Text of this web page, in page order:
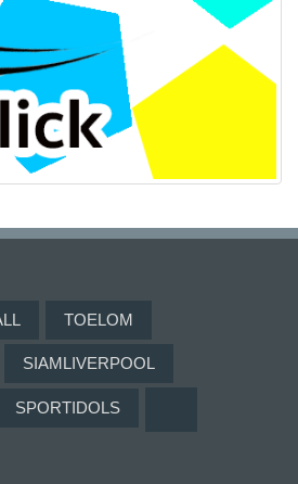
TOELOM
SIAMLIVERPOOL
SPORTIDOLS